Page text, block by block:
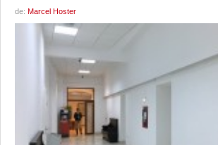
de: Marcel Hoster